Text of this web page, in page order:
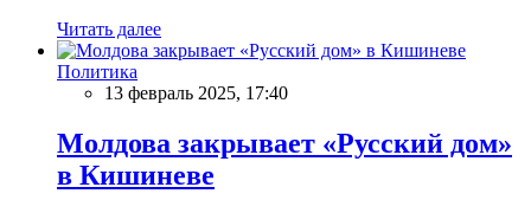
Читать далее
Политика
13 февраль 2025, 17:40
Молдова закрывает «Русский дом»
в Кишиневе